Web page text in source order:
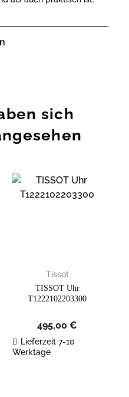
sich
Tissot
TISSOT Uhr
T1222102203300
495,00 €
Lieferzeit 7-10
Werktage